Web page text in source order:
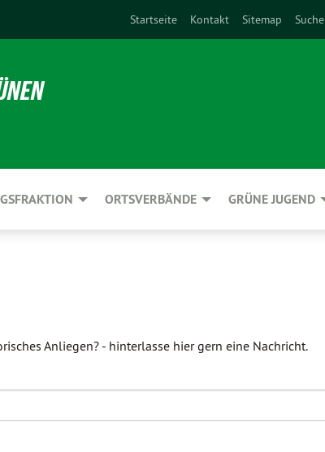
Startseite Kontakt Sitemap Suche
ORTSVERBÄNDE GRÜNE JUGEND
Anliegen? - hinterlasse hier gern eine Nachricht.